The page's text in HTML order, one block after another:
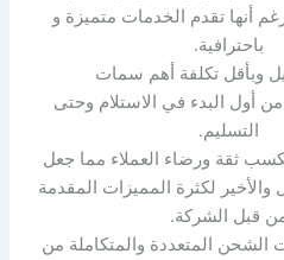
أنها تقدم الخدمات متميزة و
باحترافية.
وبأقل تكلفة أهم سمات
أول البدء في الاستلام وحتى
التسليم.
ثقة ورضاء العملاء مما جعل
والأخير لكثرة المميزات المقدمة
قبل الشركة.
الشحن المتعددة والمتكاملة من